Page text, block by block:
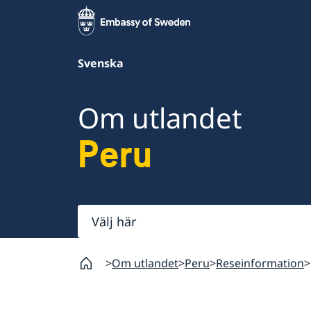
Svenska
Om utlandet
Peru
Välj
här
Om utlandet Peru Reseinformation